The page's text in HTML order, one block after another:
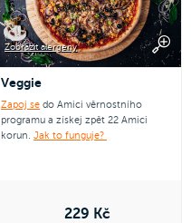
Zobrazit alergeny
Veggie
Zapoj se do Amici věrnostního
programu a získej zpět 22 Amici
korun. Jak to funguje?
229 Kč